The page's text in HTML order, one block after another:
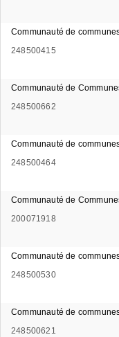
Communauté de
248500415
Communauté de
248500662
Communauté de
248500464
Communauté de
200071918
Communauté de
248500530
Communauté de
248500621